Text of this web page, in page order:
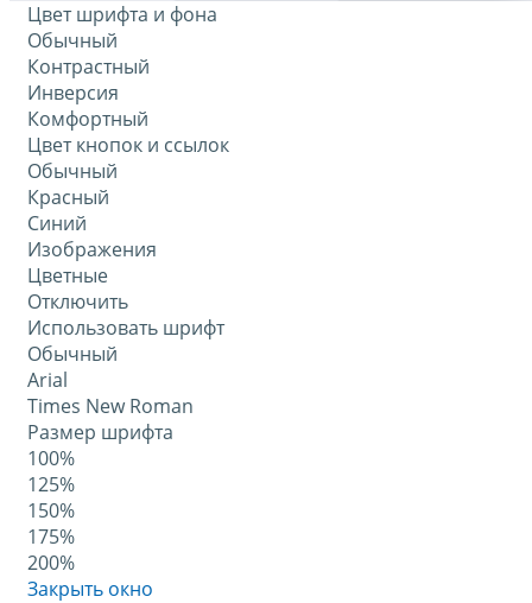
Цвет шрифта и фона
Обычный
Контрастный
Инверсия
Комфортный
Цвет кнопок и ссылок
Обычный
Красный
Синий
Изображения
Цветные
Отключить
Использовать шрифт
Обычный
Arial
Times New Roman
Размер шрифта
100%
125%
150%
175%
200%
Закрыть окно